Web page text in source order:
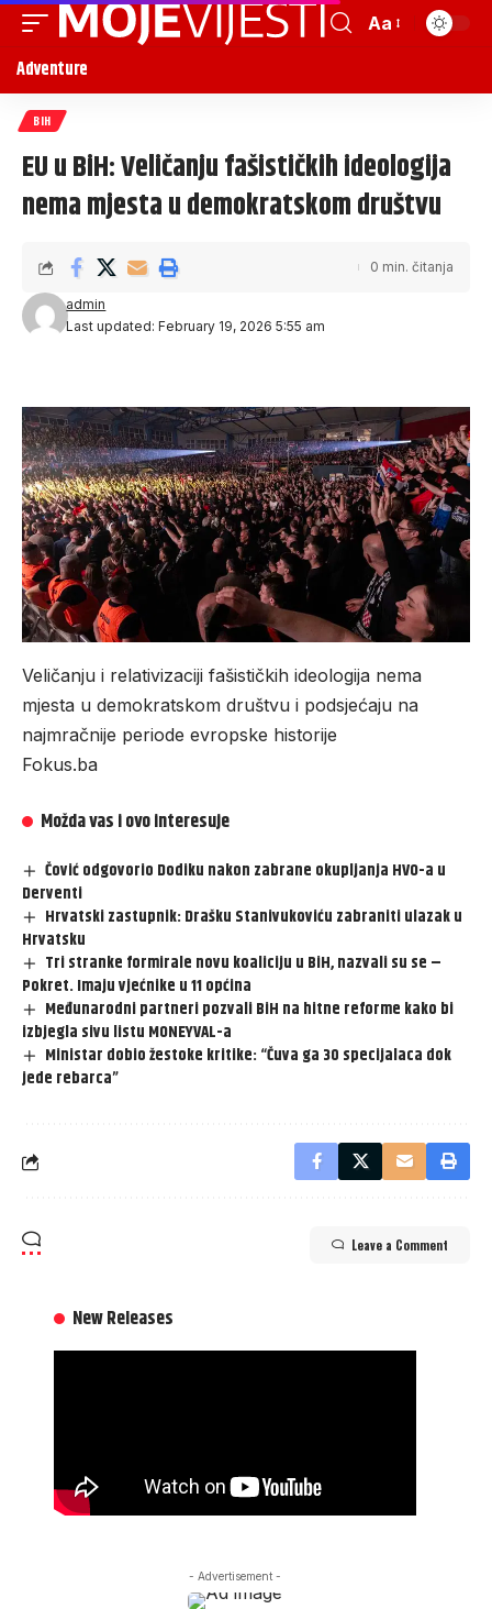
Aa
Adventure
BIH
EU u BiH: Veličanju fašističkih ideologija
nema mjesta u demokratskom društvu
Last updated: February 19, 2026 5:55 am
admin
0 min. čitanja
Veličanju i relativizaciji fašističkih ideologija nema
mjesta u demokratskom društvu i podsjećaju na
najmračnije periode evropske historije
Fokus.ba
Možda vas i ovo interesuje
Čović odgovorio Dodiku nakon zabrane okupljanja HVO-a u
Derventi
Hrvatski zastupnik: Drašku Stanivukoviću zabraniti ulazak u
Hrvatsku
Tri stranke formirale novu koaliciju u BiH, nazvali su se –
Pokret. Imaju vjećnike u 11 općina
Međunarodni partneri pozvali BiH na hitne reforme kako bi
izbjegla sivu listu MONEYVAL-a
Ministar dobio žestoke kritike: “Čuva ga 30 specijalaca dok
jede rebarca”
Leave a Comment
New Releases
- Advertisement -